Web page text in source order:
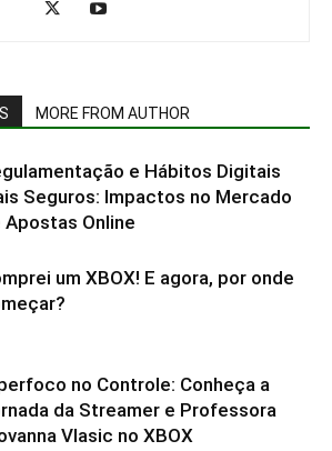
MORE FROM AUTHOR
e Hábitos Digitais
Seguros: Impactos no Mercado
Apostas Online
um XBOX! E agora, por onde
no Controle: Conheça a
da Streamer e Professora
Vlasic no XBOX